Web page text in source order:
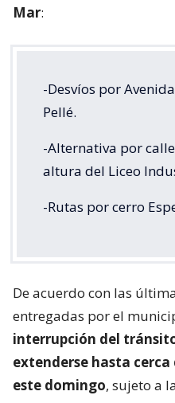
Mar:
-Desvíos por
Pellé.
-Alternativa por
altura del Liceo
-Rutas por cerro
De acuerdo con las
entregadas por el
interrupción del
extenderse hasta cerca
este domingo, sujeto a